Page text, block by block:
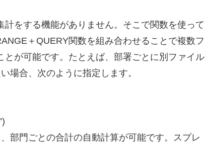
をする機能がありません。そこで関数を使って
＋QUERY関数を組み合わせることで複数フ
が可能です。たとえば、部署ごとに別ファイル
場合、次のように指定します。
部門ごとの合計の自動計算が可能です。スプレ